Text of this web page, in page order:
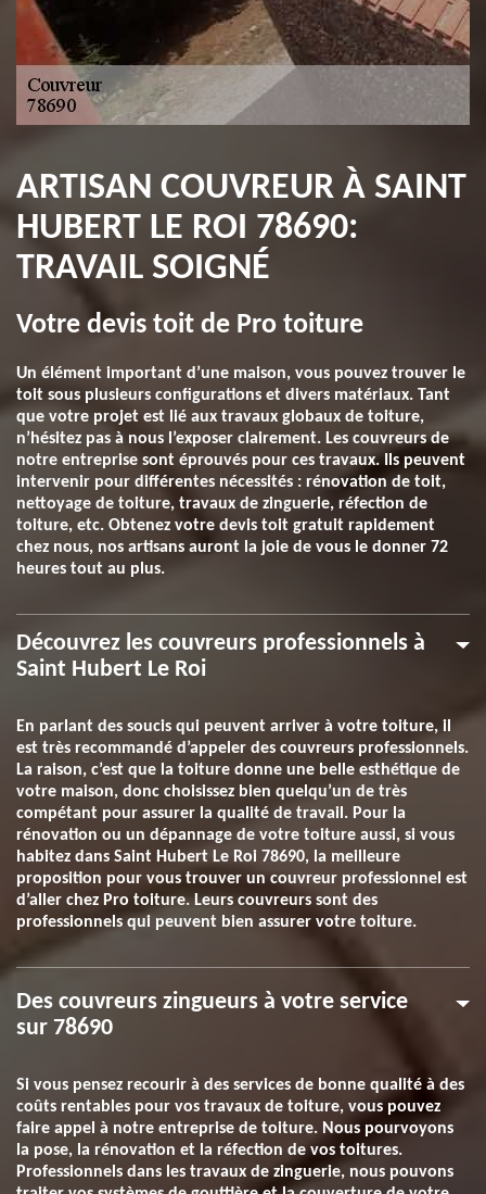
ARTISAN COUVREUR À SAINT
HUBERT LE ROI 78690:
TRAVAIL SOIGNÉ
Votre devis toit de Pro toiture
Un élément important d’une maison, vous pouvez trouver le
toit sous plusieurs configurations et divers matériaux. Tant
que votre projet est lié aux travaux globaux de toiture,
n’hésitez pas à nous l’exposer clairement. Les couvreurs de
notre entreprise sont éprouvés pour ces travaux. Ils peuvent
intervenir pour différentes nécessités : rénovation de toit,
nettoyage de toiture, travaux de zinguerie, réfection de
toiture, etc. Obtenez votre devis toit gratuit rapidement
chez nous, nos artisans auront la joie de vous le donner 72
heures tout au plus.
Découvrez les couvreurs professionnels à
Saint Hubert Le Roi
En parlant des soucis qui peuvent arriver à votre toiture, il
est très recommandé d’appeler des couvreurs professionnels.
La raison, c’est que la toiture donne une belle esthétique de
votre maison, donc choisissez bien quelqu’un de très
compétant pour assurer la qualité de travail. Pour la
rénovation ou un dépannage de votre toiture aussi, si vous
habitez dans Saint Hubert Le Roi 78690, la meilleure
proposition pour vous trouver un couvreur professionnel est
d’aller chez Pro toiture. Leurs couvreurs sont des
professionnels qui peuvent bien assurer votre toiture.
Des couvreurs zingueurs à votre service
sur 78690
Si vous pensez recourir à des services de bonne qualité à des
coûts rentables pour vos travaux de toiture, vous pouvez
faire appel à notre entreprise de toiture. Nous pourvoyons
la pose, la rénovation et la réfection de vos toitures.
Professionnels dans les travaux de zinguerie, nous pouvons